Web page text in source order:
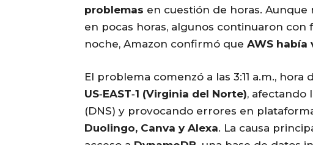
problemas en cuestión de horas.
en pocas horas, algunos continuaron con
noche, Amazon confirmó que AWS había
El problema comenzó a las 3:11 a.m.,
US‑EAST‑1 (Virginia del Norte), afectando
(DNS) y provocando errores en
Duolingo, Canva y Alexa. La causa